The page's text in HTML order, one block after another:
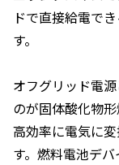
ドで直接給電で
す。
オフグリッド電
のが固体酸化物
高効率に電気に
す。燃料電池デ